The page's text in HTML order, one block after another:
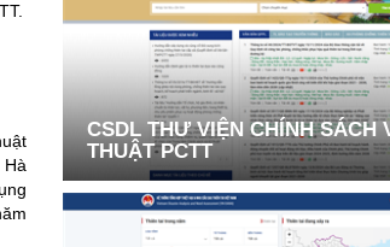
CSDL THƯ VIỆN CHÍNH SÁCH
THUẬT PCTT